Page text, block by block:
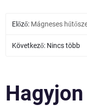
Előző: Mágneses
Következő: Nincs több